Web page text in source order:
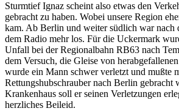
Sturmtief Ignaz scheint also etwas den
gebracht zu haben. Wobei unsere Region
kam. Ab Berlin und weiter südlich war nach
dem Radio mehr los. Für die Uckermark
Unfall bei der Regionalbahn RB63 nach
dem Versuch, die Gleise von
wurde ein Mann schwer verletzt und mußte
Rettungshubschrauber nach Berlin gebracht
Krankenhaus soll er seinen Verletzungen
herzliches Beileid.